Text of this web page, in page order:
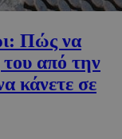
Πώς να
του από την
κάνετε σε